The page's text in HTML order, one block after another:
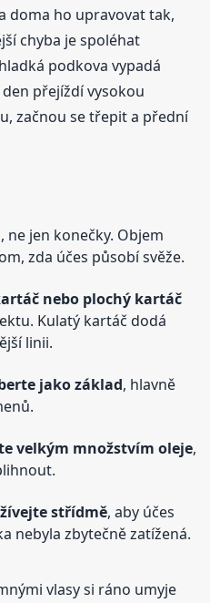
doma ho upravovat tak,
chyba je spoléhat
podkova vypadá
přejíždí vysokou
začnou se třepit a přední
, ne jen konečky. Objem
zda účes působí svěže.
nebo plochý kartáč
Kulatý kartáč dodá
linii.
jako základ, hlavně
velkým množstvím oleje,
střídmě, aby účes
nebyla zbytečně zatížená.
vlasy si ráno umyje